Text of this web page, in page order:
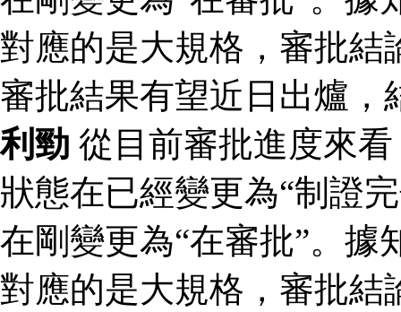
對應的是大規格，審批結
審批結果有望近日出爐
利勁 從目前審批進度來
狀態在已經變更為“制證
在剛變更為“在審批”。據
對應的是大規格，審批結